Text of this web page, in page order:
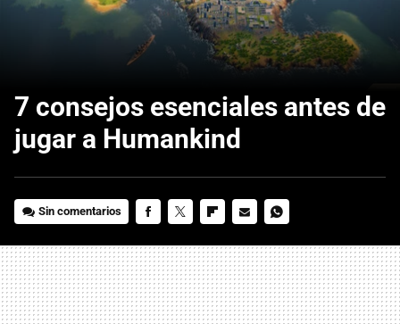
7 consejos esenciales antes de
jugar a Humankind
Sin comentarios
MAIL